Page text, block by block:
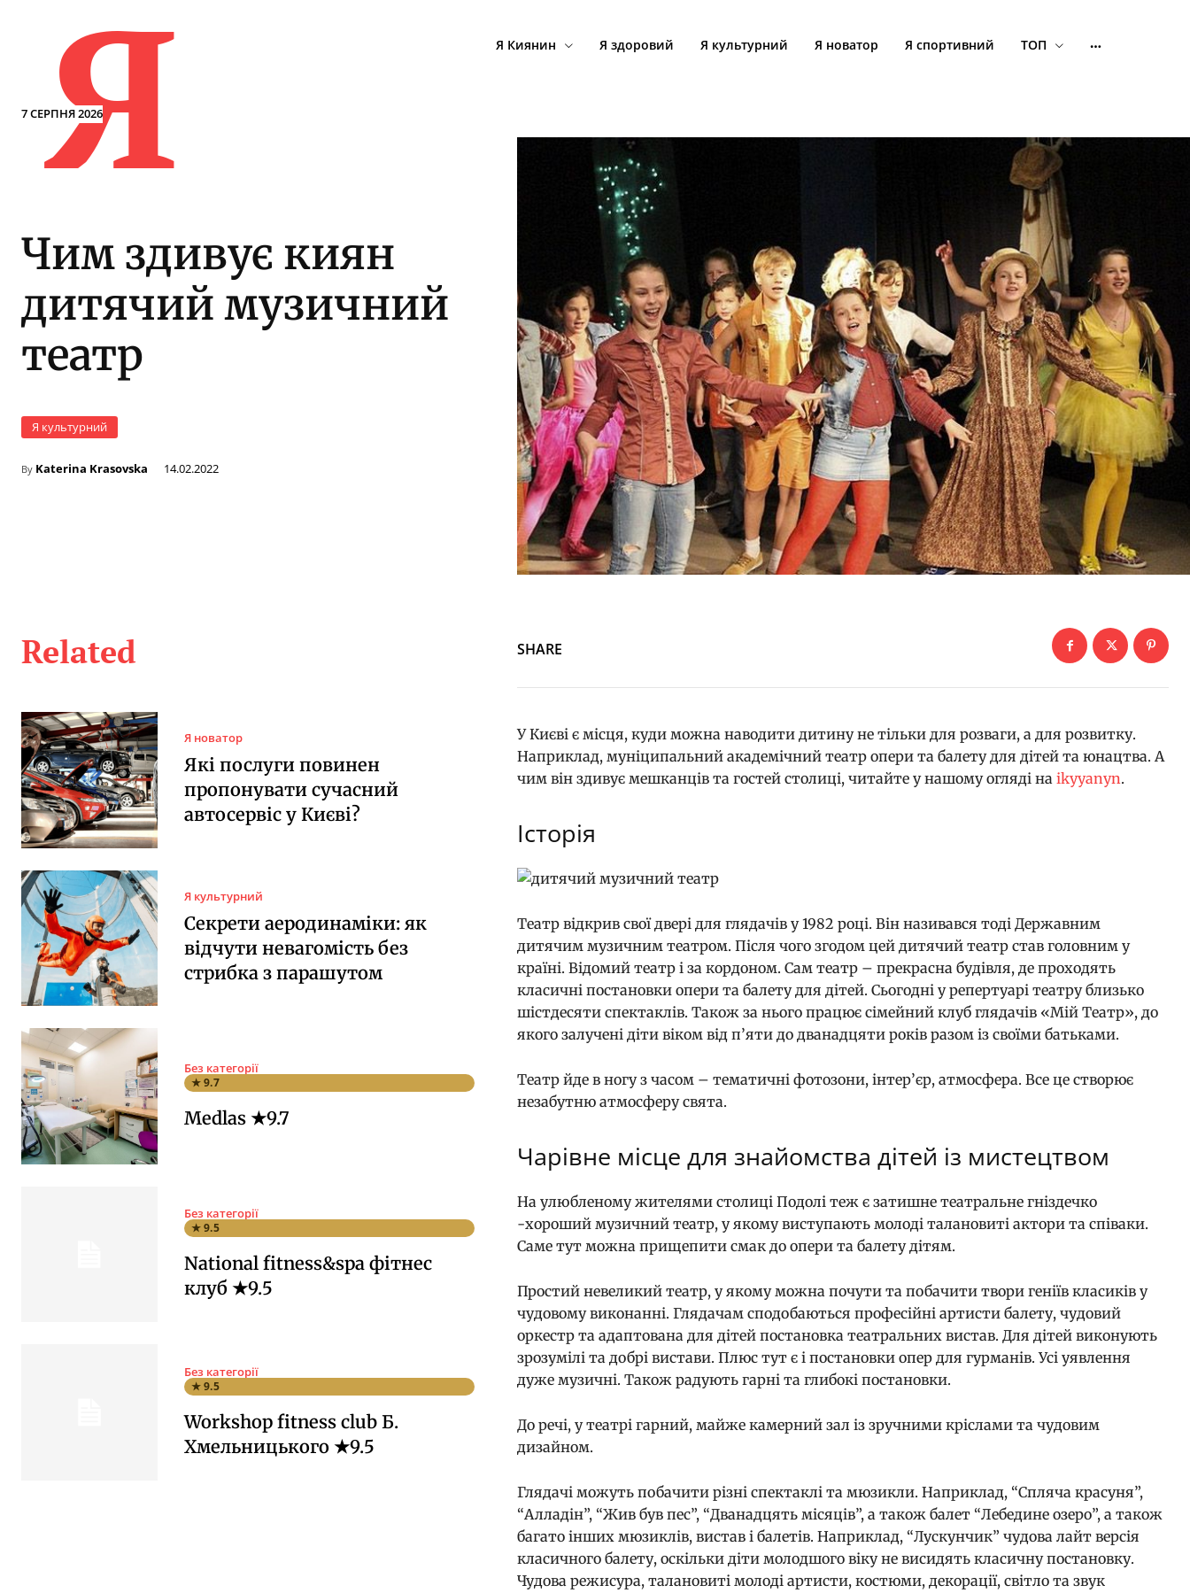
7 СЕРПНЯ 2026
Я Я Киянин Я здоровий Я культурний Я новатор Я спортивний ТОП
Чим здивує киян
дитячий музичний
театр
Я культурний
By Katerina Krasovska 14.02.2022
Related
Я новатор
Які послуги повинен
пропонувати сучасний
автосервіс у Києві?
Я культурний
Секрети аеродинаміки: як
відчути невагомість без
стрибка з парашутом
Без категорії
★ 9.7
Medlas ★9.7
Без категорії
★ 9.5
National fitness&spa фітнес
клуб ★9.5
Без категорії
★ 9.5
Workshop fitness club Б.
Хмельницького ★9.5
SHARE
У Києві є місця, куди можна наводити дитину не тільки для розваги, а для розвитку.
Наприклад, муніципальний академічний театр опери та балету для дітей та юнацтва. А
чим він здивує мешканців та гостей столиці, читайте у нашому огляді на ikyyanyn.
Історія
Театр відкрив свої двері для глядачів у 1982 році. Він називався тоді Державним
дитячим музичним театром. Після чого згодом цей дитячий театр став головним у
країні. Відомий театр і за кордоном. Сам театр – прекрасна будівля, де проходять
класичні постановки опери та балету для дітей. Сьогодні у репертуарі театру близько
шістдесяти спектаклів. Також за нього працює сімейний клуб глядачів «Мій Театр», до
якого залучені діти віком від п’яти до дванадцяти років разом із своїми батьками.
Театр йде в ногу з часом – тематичні фотозони, інтер’єр, атмосфера. Все це створює
незабутню атмосферу свята.
Чарівне місце для знайомства дітей із мистецтвом
На улюбленому жителями столиці Подолі теж є затишне театральне гніздечко
-хороший музичний театр, у якому виступають молоді талановиті актори та співаки.
Саме тут можна прищепити смак до опери та балету дітям.
Простий невеликий театр, у якому можна почути та побачити твори геніїв класиків у
чудовому виконанні. Глядачам сподобаються професійні артисти балету, чудовий
оркестр та адаптована для дітей постановка театральних вистав. Для дітей виконують
зрозумілі та добрі вистави. Плюс тут є і постановки опер для гурманів. Усі уявлення
дуже музичні. Також радують гарні та глибокі постановки.
До речі, у театрі гарний, майже камерний зал із зручними кріслами та чудовим
дизайном.
Глядачі можуть побачити різні спектаклі та мюзикли. Наприклад, “Спляча красуня”,
“Алладін”, “Жив був пес”, “Дванадцять місяців”, а також балет “Лебедине озеро”, а також
багато інших мюзиклів, вистав і балетів. Наприклад, “Лускунчик” чудова лайт версія
класичного балету, оскільки діти молодшого віку не висидять класичну постановку.
Чудова режисура, талановиті молоді артисти, костюми, декорації, світло та звук